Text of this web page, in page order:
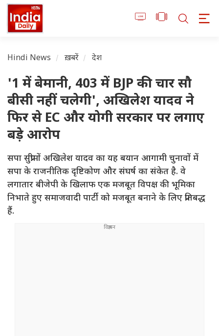
Hindi News ख़बरें देश
'1 में बेमानी, 403 में BJP की चार सौ
बीसी नहीं चलेगी', अखिलेश यादव ने
फिर से EC और योगी सरकार पर लगाए
बड़े आरोप
सपा सुप्रीमों अखिलेश यादव का यह बयान आगामी चुनावों में
सपा के राजनीतिक दृष्टिकोण और संघर्ष का संकेत है. वे
लगातार बीजेपी के खिलाफ एक मजबूत विपक्ष की भूमिका
निभाते हुए समाजवादी पार्टी को मजबूत बनाने के लिए प्रतिबद्ध
हैं.